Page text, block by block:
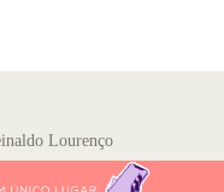
Lourenço